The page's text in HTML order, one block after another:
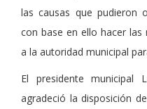
las causas que pudieron
con base en ello hacer las
a la autoridad municipal
El presidente municipal
agradeció la disposición